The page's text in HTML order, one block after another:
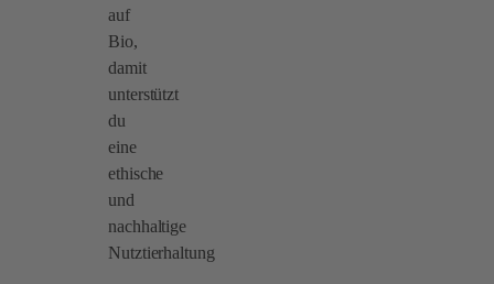
auf
Bio,
damit
unterstützt
du
eine
ethische
und
nachhaltige
Nutztierhaltung